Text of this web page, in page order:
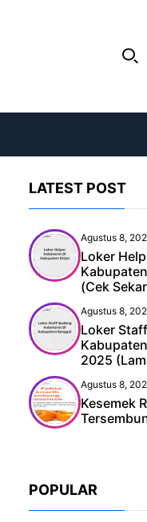
LATEST POST
Agustus 8,
Loker
(Cek
Agustus 8,
Loker
2025
Agustus 8,
Kesemek
POPULAR